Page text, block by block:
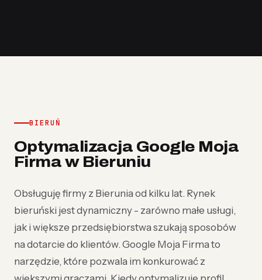
BIERUŃ
Optymalizacja Google Moja
Firma w Bieruniu
Obsługuję firmy z Bierunia od kilku lat. Rynek
bieruński jest dynamiczny - zarówno małe usługi,
jak i większe przedsiębiorstwa szukają sposobów
na dotarcie do klientów. Google Moja Firma to
narzędzie, które pozwala im konkurować z